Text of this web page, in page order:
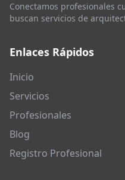
Conectamos profesionales
buscan servicios de
Enlaces Rápidos
Inicio
Servicios
Profesionales
Blog
Registro Profesional